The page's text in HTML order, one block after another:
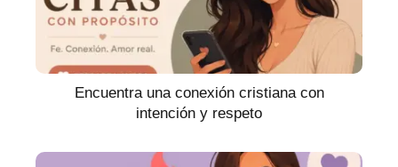
Encuentra una conexión cristiana con
intención y respeto